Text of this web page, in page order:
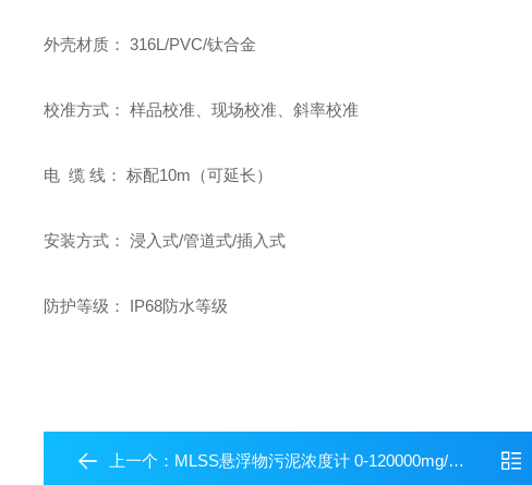
外壳材质： 316L/PVC/钛合金
校准方式： 样品校准、现场校准、斜率校准
电 缆 线： 标配10m（可延长）
安装方式： 浸入式/管道式/插入式
防护等级： IP68防水等级
上一个： MLSS悬浮物污泥浓度计 0-120000mg/L量程